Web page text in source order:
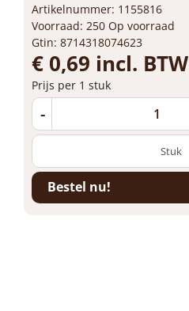
Artikelnummer: 1155816
Voorraad: 250 Op voorraad
Gtin: 8714318074623
€ 0,69 incl. BTW
Prijs per 1 stuk
-
Bestel nu!